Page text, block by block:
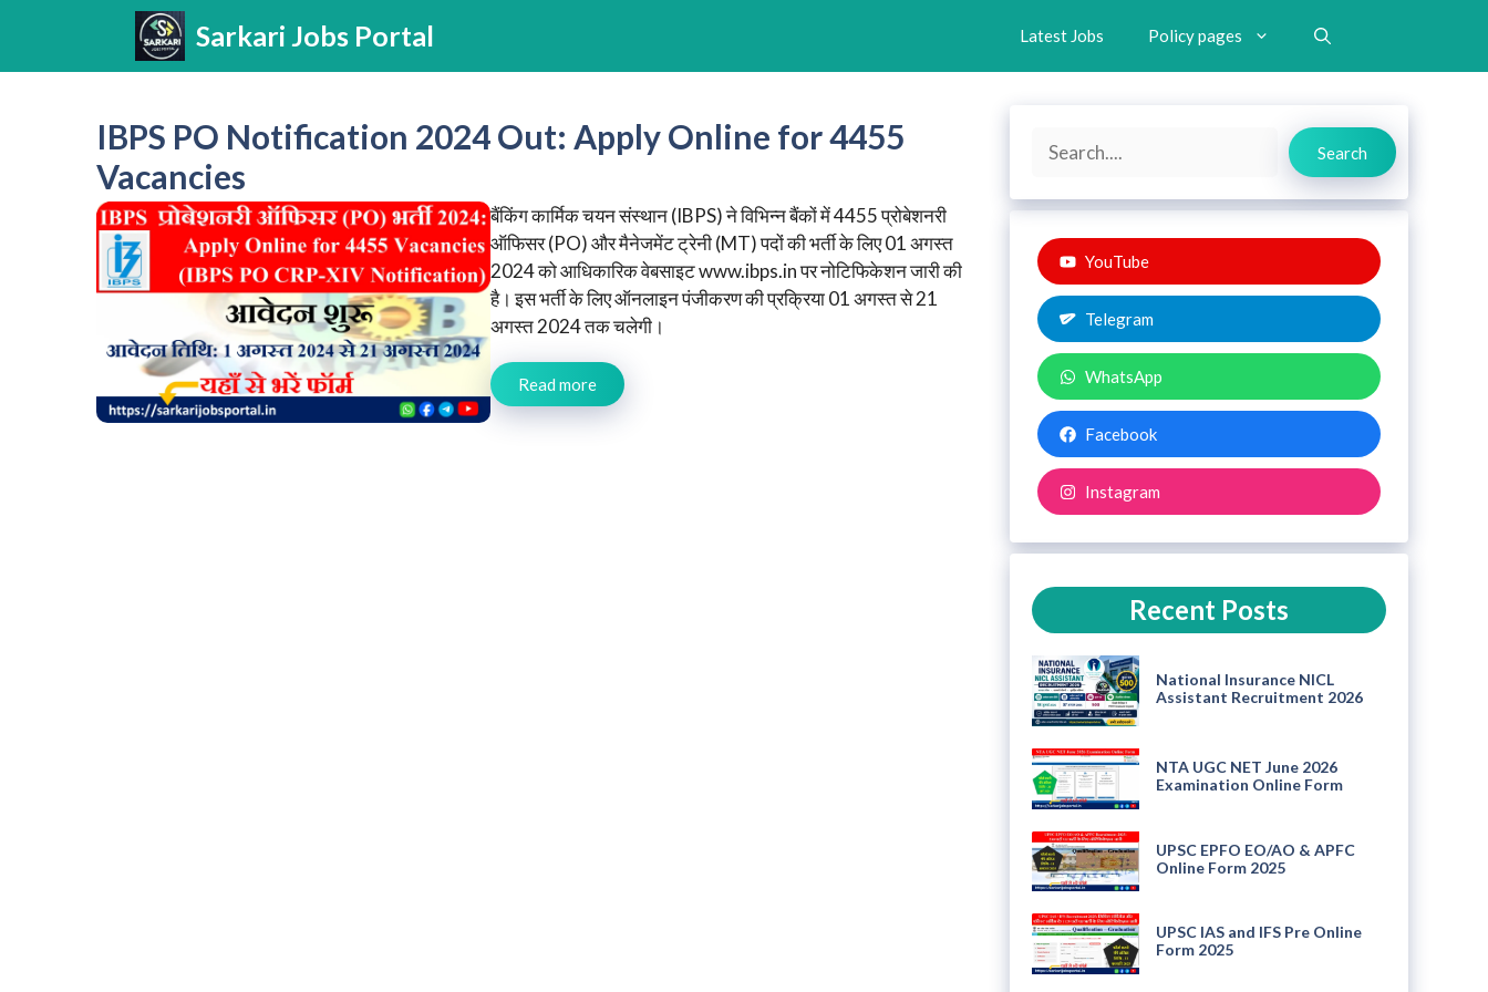
content
Sarkari Jobs Portal Latest Jobs Policy pages
IBPS PO Notification 2024 Out: Apply Online for 4455
Vacancies
बैंकिंग कार्मिक चयन संस्थान (IBPS) ने विभिन्न बैंकों में 4455 प्रोबेशनरी
ऑफिसर (PO) और मैनेजमेंट ट्रेनी (MT) पदों की भर्ती के लिए 01 अगस्त
2024 को आधिकारिक वेबसाइट www.ibps.in पर नोटिफिकेशन जारी की
है। इस भर्ती के लिए ऑनलाइन पंजीकरण की प्रक्रिया 01 अगस्त से 21
अगस्त 2024 तक चलेगी।
Read more
Search
Search
YouTube
Telegram
WhatsApp
Facebook
Instagram
Recent Posts
National Insurance NICL
Assistant Recruitment 2026
NTA UGC NET June 2026
Examination Online Form
UPSC EPFO EO/AO & APFC
Online Form 2025
UPSC IAS and IFS Pre Online
Form 2025